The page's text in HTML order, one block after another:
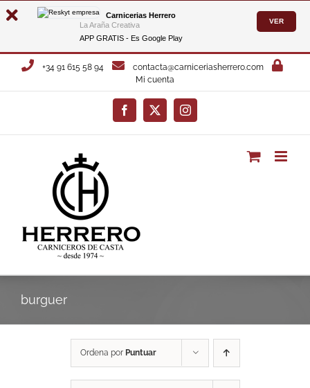
Carnicerias Herrero
La Araña Creativa
APP GRATIS - Es Google Play
VER
Saltar
+34 91 615 58 94
contacta@carniceriasherrero.com
Mi cuenta
Facebook
X Instagram
burguer
Ordena por Puntuar